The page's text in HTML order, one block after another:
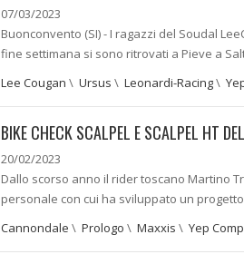
07/03/2023
Buonconvento (SI) - I ragazzi del Soudal
fine settimana si sono ritrovati a Pieve a
Lee Cougan \ Ursus \ Leonardi-Racing\
BIKE CHECK SCALPEL E SCALPEL HT
20/02/2023
Dallo scorso anno il rider toscano Martino
personale con cui ha sviluppato un
Cannondale \ Prologo \ Maxxis \ Yep